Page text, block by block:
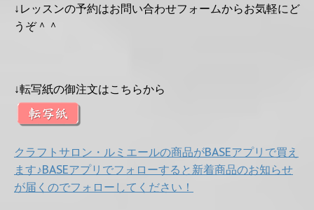
↓レッスンの予約はお問い合わせフォームからお気軽にど
うぞ＾＾
↓転写紙の御注文はこちらから
クラフトサロン・ルミエールの商品がBASEアプリで買え
ます♪BASEアプリでフォローすると新着商品のお知らせ
が届くのでフォローしてください！